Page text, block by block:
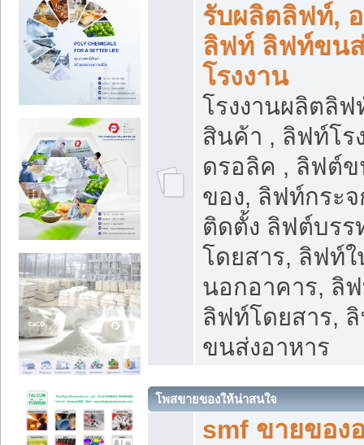
รับผลิตลิฟท์,
ลิฟท์ ลิฟท์ขน
โรงงาน
โรงงานผลิตลิ
สินค้า , ลิฟท์โร
ดรอลิค , ลิฟต์
ของ, ลิฟท์กระ
ติดตั้ง ลิฟต์บร
โดยสาร, ลิฟท์
นอกอาคาร, ลิ
ลิฟท์โดยสาร,
ขนส่งอาหาร
โพสขายของให้น่าสนใจ
smf ขายของ